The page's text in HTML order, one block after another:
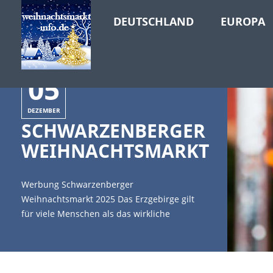
DEUTSCHLAND EUROPA
05
DEZEMBER
SCHWARZENBERGER
WEIHNACHTSMARKT
Werbung Schwarzenberger
Weihnachtsmarkt 2025 Das Erzgebirge gilt
für viele Menschen als das wirkliche